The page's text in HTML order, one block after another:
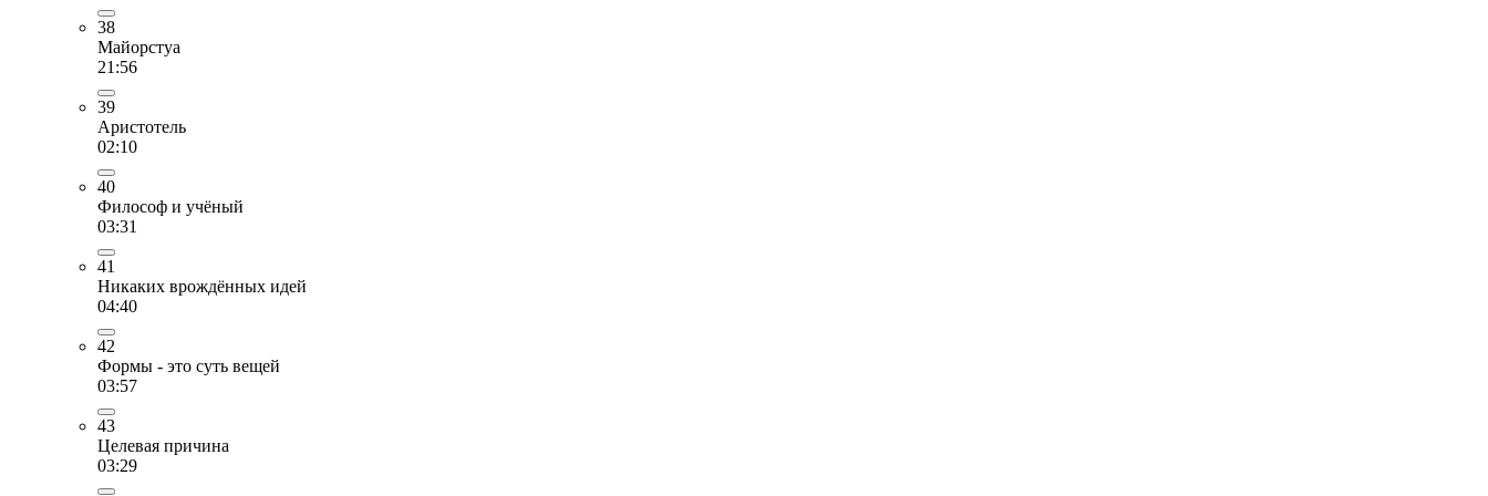
38
Майорстуа
21:56
39
Аристотель
02:10
40
Философ и учёный
03:31
41
Никаких врождённых идей
04:40
42
Формы - это суть вещей
03:57
43
Целевая причина
03:29